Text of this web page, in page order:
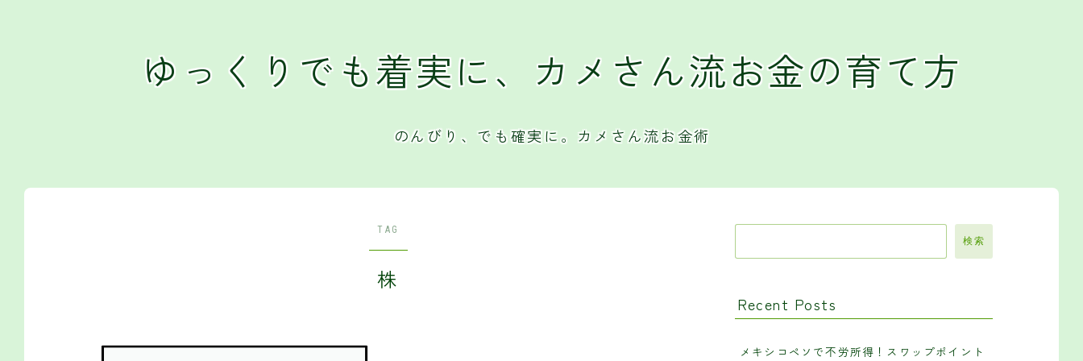
ゆっくりでも着実に、カメさん流お金の育て方
のんびり、でも確実に。カメさん流お金術
TAG
株
検索
Recent Posts
メキシコペソで不労所得！スワップポイント